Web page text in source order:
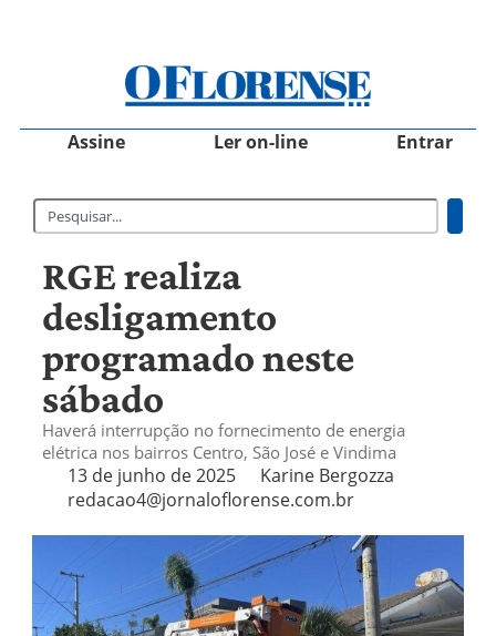
Assine Ler on-line Entrar
RGE realiza
desligamento
programado neste
sábado
Haverá interrupção no fornecimento de energia
elétrica nos bairros Centro, São José e Vindima
13 de junho de 2025
Karine Bergozza
redacao4@jornaloflorense.com.br